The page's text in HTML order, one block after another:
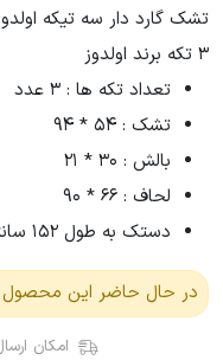
تشک گارد دار سه تیکه
3 تکه برند اولدوز
تعداد تکه ها : 3 عدد
تشک : 54 * 94
بالش : 30 * 21
لحاف : 66 * 90
دستک به طول 152 سانتی متر به همراه اویز عروسک
در حال حاضر این محصول
امکان